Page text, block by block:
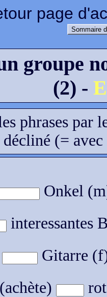
page
Sommaire
groupe
(2) -
phrases par
décliné (=
Onkel
interessantes
Gitarre